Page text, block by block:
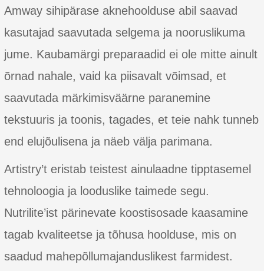
Amway sihipärase aknehoolduse abil saavad
kasutajad saavutada selgema ja nooruslikuma
jume. Kaubamärgi preparaadid ei ole mitte ainult
õrnad nahale, vaid ka piisavalt võimsad, et
saavutada märkimisväärne paranemine
tekstuuris ja toonis, tagades, et teie nahk tunneb
end elujõulisena ja näeb välja parimana.
Artistry’t eristab teistest ainulaadne tipptasemel
tehnoloogia ja looduslike taimede segu.
Nutrilite’ist pärinevate koostisosade kaasamine
tagab kvaliteetse ja tõhusa hoolduse, mis on
saadud mahepõllumajanduslikest farmidest.